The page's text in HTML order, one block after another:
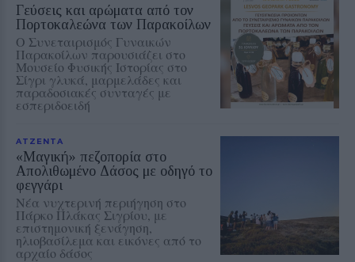
Γεύσεις και αρώματα από τον
Πορτοκαλεώνα των Παρακοίλων
Ο Συνεταιρισμός Γυναικών
Παρακοίλων παρουσιάζει στο
Μουσείο Φυσικής Ιστορίας στο
Σίγρι γλυκά, μαρμελάδες και
παραδοσιακές συνταγές με
εσπεριδοειδή
ΑΤΖΕΝΤΑ
«Μαγική» πεζοπορία στο
Απολιθωμένο Δάσος με οδηγό το
φεγγάρι
Νέα νυχτερινή περιήγηση στο
Πάρκο Πλάκας Σιγρίου, με
επιστημονική ξενάγηση,
ηλιοβασίλεμα και εικόνες από το
αρχαίο δάσος